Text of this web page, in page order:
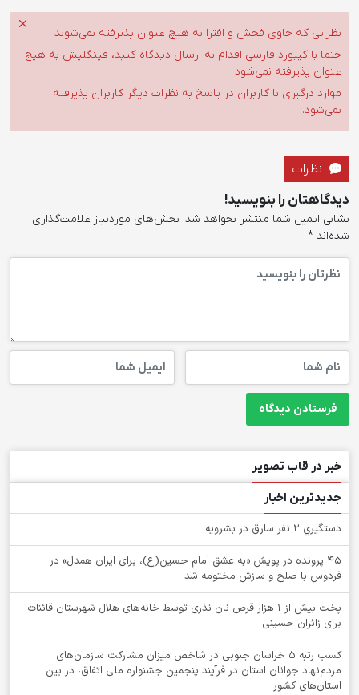
نظراتی که حاوی فحش و افترا به هیچ عنوان پذیرفته نمی‌شوند
حتما با کیبورد فارسی اقدام به ارسال دیدگاه کنید، فینگلیش به هیچ
عنوان پذیرفته نمی‌شود
موارد درگیری با کاربران در پاسخ به نظرات دیگر کاربران پذیرفته
نمی‌شود.
نظرات
دیدگاهتان را بنویسید!
نشانی ایمیل شما منتشر نخواهد شد. بخش‌های موردنیاز علامت‌گذاری
شده‌اند *
خبر در قاب تصویر
جدیدترین اخبار
دستگيري 2 نفر سارق در بشرويه
۴۵ پرونده در پویش «به عشق امام حسین(ع)، برای ایران همدل» در
فردوس با صلح و سازش مختومه شد
پخت بیش از 1 هزار قرص نان نذری توسط خانه‌های هلال شهرستان قائنات
برای زائران حسینی
کسب رتبه ۵ خراسان جنوبی در شاخص میزان مشارکت سازمان‌های
مردم‌نهاد جوانان استان در فرآیند پنجمین جشنواره ملی اتفاق، در بین
استان‌های کشور